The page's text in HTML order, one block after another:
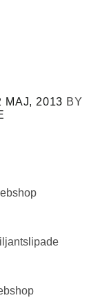
MAJ, 2013 BY